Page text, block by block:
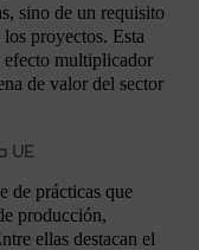
sino de un requisito
proyectos. Esta
efecto multiplicador
de valor del sector
UE
de prácticas que
producción,
ellas destacan el